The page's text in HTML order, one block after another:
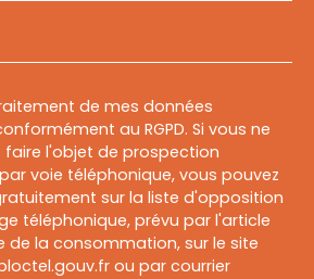
de mes données
au RGPD. Si vous ne
faire l'objet de prospection
voie téléphonique, vous pouvez
sur la liste d'opposition
téléphonique, prévu par l'article
de la consommation, sur le site
ou par courrier